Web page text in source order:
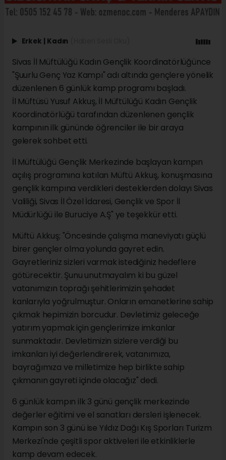
Erkek | Kadın
Sivas İl Müftülüğü Kadın Gençlik Koordinatörlüğünce
"Şuurlu Genç Yaz Kampı" adı altında gençlere yönelik
düzenlenen 6 günlük kamp programı başladı.
İl Müftüsü Yusuf Akkuş, İl Müftülüğü Kadın Gençlik
Koordinatörlüğü tarafından düzenlenen gençlik
kampının ilk gününde öğrenciler ile bir araya
gelerek sohbet etti.
İl Müftülüğü Gençlik Merkezinde başlayan kampın
açılış programına katılan Müftü Akkuş, konuşmasına
gençlik kampına verdikleri desteklerden dolayı Sivas
Valiliği, Sivas İl Özel İdaresi, Gençlik ve Spor İl
Müdürlüğü ile Buruciye A.Ş" ye teşekkür etti.
Müftü Akkuş; "Öncesinde çalışma maneviyatı güçlü
birer gençler olma yolunda gayret edin.
Gayretleriniz sizleri varmak istediğiniz hedeflere
götürecektir. Şunu unutmayalım ki bu güzel
vatanımızın toprağı şehitlerimizin şehadet
kanlarıyla yoğrulmuştur. Onların emanetlerine sahip
çıkmak hepimizin borcudur. Devletimiz geleceğe
yatırım yapmak için gençlerimize imkanlar
sunmaktadır. Devletimizin sizlere verdiği bu
imkanları iyi değerlendirerek, vatanımıza,
bayrağımıza ve milletimize hep birlikte sahip
çıkmanın gayreti içinde olacağız" dedi.
6 günlük kampın ilk 3 günü gençlik merkezinde
değerler eğitimi ve el sanatları dersleri işlenecek.
Kampın son 3 günü ise Yıldız Dağı Kış Sporları Turizm
Merkezi'nde çeşitli spor aktiveleri ile etkinliklerle
kamp devam edecek.